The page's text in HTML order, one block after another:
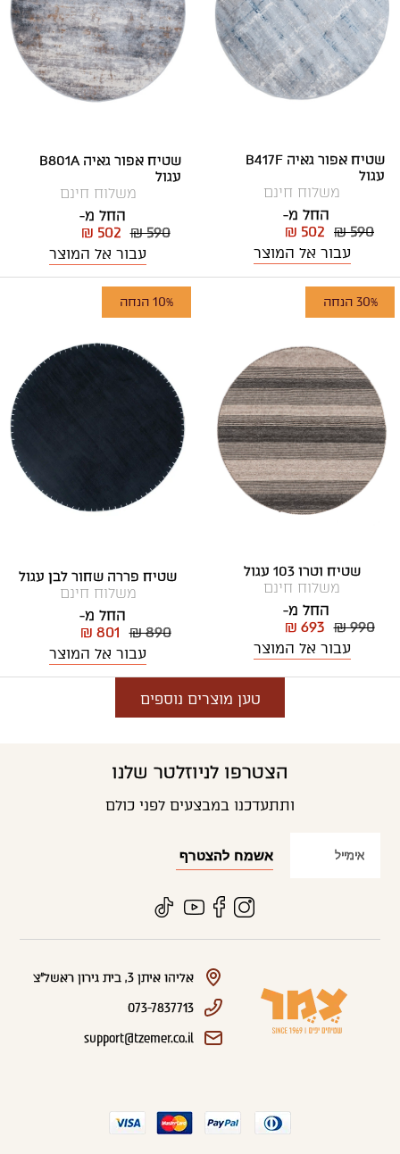
שטיח אפור גאיה B417F
עגול
משלוח חינם
החל מ-
₪ 590
₪ 502
עבור אל המוצר
שטיח אפור גאיה B801A
עגול
משלוח חינם
החל מ-
₪ 590
₪ 502
עבור אל המוצר
30% הנחה
שטיח וטרו 103 עגול
משלוח חינם
החל מ-
₪ 990
₪ 693
עבור אל המוצר
10% הנחה
שטיח פררה שחור לבן עגול
משלוח חינם
החל מ-
₪ 890
₪ 801
עבור אל המוצר
טען מוצרים נוספים
הצטרפו לניוזלטר שלנו
ותתעדכנו במבצעים לפני כולם
אליהו איתן 3, בית גירון ראשל"צ
073-7837713
support@tzemer.co.il